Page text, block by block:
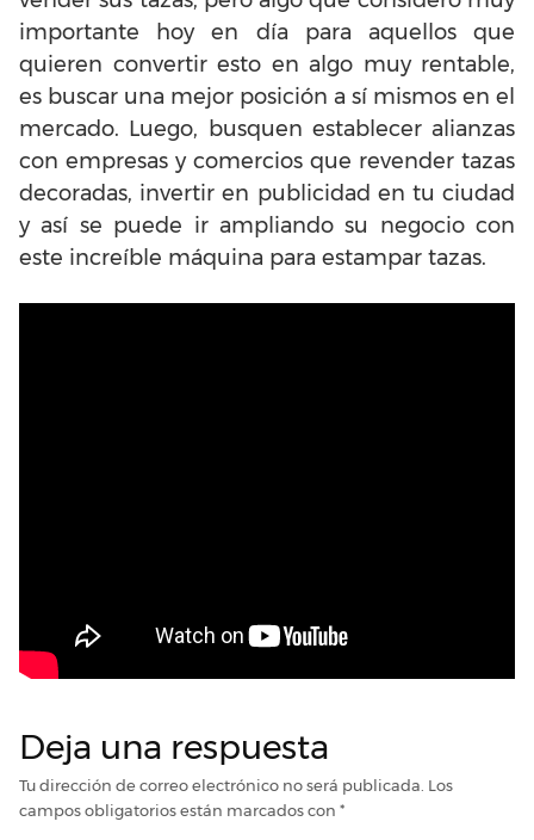
importante hoy en día para aquellos que
quieren convertir esto en algo muy rentable,
es buscar una mejor posición a sí mismos en el
mercado. Luego, busquen establecer alianzas
con empresas y comercios que revender tazas
decoradas, invertir en publicidad en tu ciudad
y así se puede ir ampliando su negocio con
este increíble máquina para estampar tazas.
Deja una respuesta
Tu dirección de correo electrónico no será publicada. Los
campos obligatorios están marcados con *